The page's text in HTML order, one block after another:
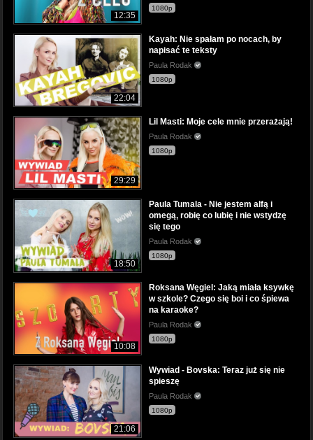
12:35
1080p
22:04
Kayah: Nie spałam po nocach, by
napisać te teksty
Paula Rodak
1080p
29:29
Lil Masti: Moje cele mnie przerażają!
Paula Rodak
1080p
18:50
Paula Tumala - Nie jestem alfą i
omegą, robię co lubię i nie wstydzę
się tego
Paula Rodak
1080p
10:08
Roksana Węgiel: Jaką miała ksywkę
w szkole? Czego się boi i co śpiewa
na karaoke?
Paula Rodak
1080p
21:06
Wywiad - Bovska: Teraz już się nie
spieszę
Paula Rodak
1080p